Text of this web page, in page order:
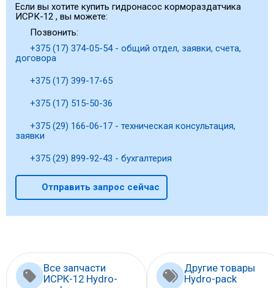
Если вы хотите купить гидронасос кормораздатчика
ИСРК-12 , вы можете:
Позвонить:
+375 (17) 374-05-54 - общий отдел, заявки, счета,
договора
+375 (17) 399-17-65
+375 (17) 515-50-36
+375 (29) 166-06-17 - техническая консультация,
заявки
+375 (29) 899-92-43 - бухгалтерия
Отправить запрос сейчас
Все запчасти
ИСРК-12 Hydro-
Другие товары
Hydro-pack